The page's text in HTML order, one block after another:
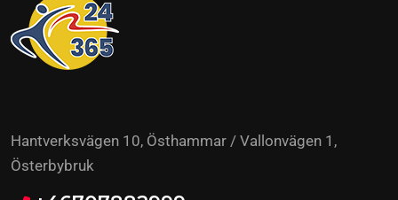
Hantverksvägen 10, Östhammar / Vallonvägen 1,
Österbybruk